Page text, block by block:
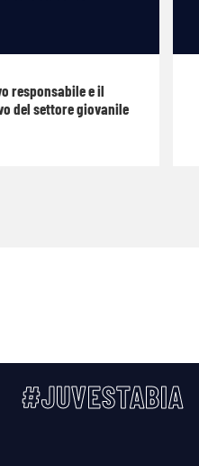
responsabile e il
del settore giovanile
#JUVESTABIA